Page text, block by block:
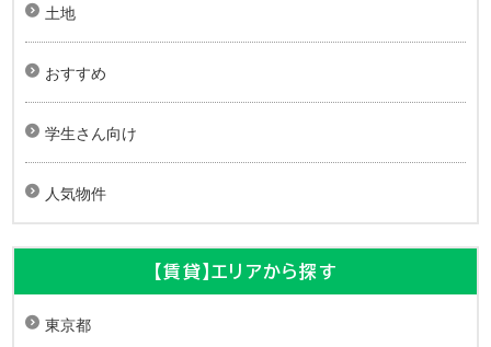
土地
おすすめ
学生さん向け
人気物件
【賃貸】エリアから探す
東京都